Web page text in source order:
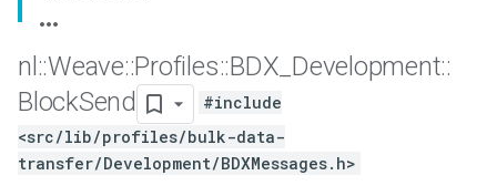
nl ::Weave::Profiles::BDX Development::
BlockSend
#include
<src/lib/profiles/bulk-data-
transfer/Development/BDXMessages.h>